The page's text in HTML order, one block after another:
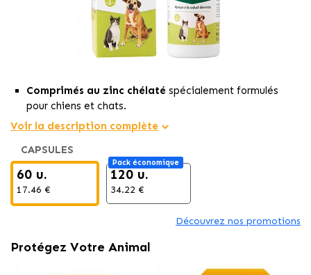
Comprimés au zinc chélaté spécialement formulés
pour chiens et chats.
Favorise une peau saineet encourage un pelage fort
Recommandé en cas de problèmes dermatologiques
comme la chute de poils, démangeaisons ou dermatites.
Voir la description complète
CAPSULES
60 u.
17.46 €
Pack économique
120 u.
34.22 €
Découvrez nos promotions
Protégez Votre Animal